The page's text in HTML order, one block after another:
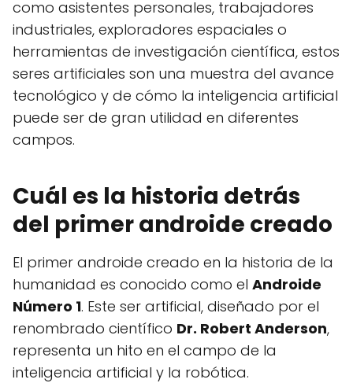
como asistentes personales, trabajadores
industriales, exploradores espaciales o
herramientas de investigación científica, estos
seres artificiales son una muestra del avance
tecnológico y de cómo la inteligencia artificial
puede ser de gran utilidad en diferentes
campos.
Cuál es la historia detrás
del primer androide creado
El primer androide creado en la historia de la
humanidad es conocido como el Androide
Número 1. Este ser artificial, diseñado por el
renombrado científico Dr. Robert Anderson,
representa un hito en el campo de la
inteligencia artificial y la robótica.